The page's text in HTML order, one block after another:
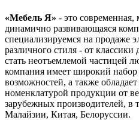
«Мебель Я» - это современная,
динамично развивающаяся
специализируемся на продаже
различного стиля - от
стать неотъемлемой частицей
компания имеет широкий набор
возможностей, а также
номенклатурой продукции от
зарубежных производителей,
Малайзии, Китая, Белоруссии.